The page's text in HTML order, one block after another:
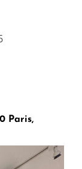
Paris,